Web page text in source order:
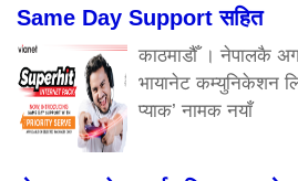
Same Day Support सहित
काठमाडौँ । नेपालकै
भायानेट कम्युनिकेशन
प्याक’ नामक नयाँ